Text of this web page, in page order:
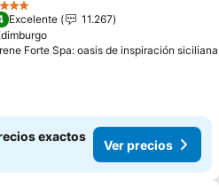
Excelente
11.267
Forte Spa: oasis de inspiración siciliana
exactos
Ver precios